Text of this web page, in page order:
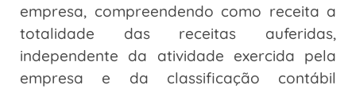
empresa, compreendendo como receita a
totalidade das receitas auferidas,
independente da atividade exercida pela
empresa e da classificação contábil